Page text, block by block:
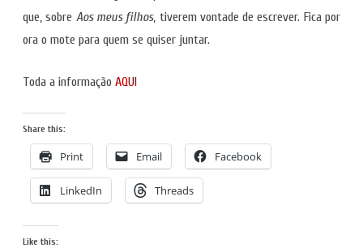
que, sobre Aos meus filhos, tiverem vontade de escrever. Fica por
ora o mote para quem se quiser juntar.
Toda a informação AQUI
Share this:
Print Email Facebook
LinkedIn Threads
Like this: